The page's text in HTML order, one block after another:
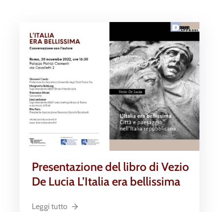
Presentazione del libro di Vezio
De Lucia L’Italia era bellissima
Leggi tutto